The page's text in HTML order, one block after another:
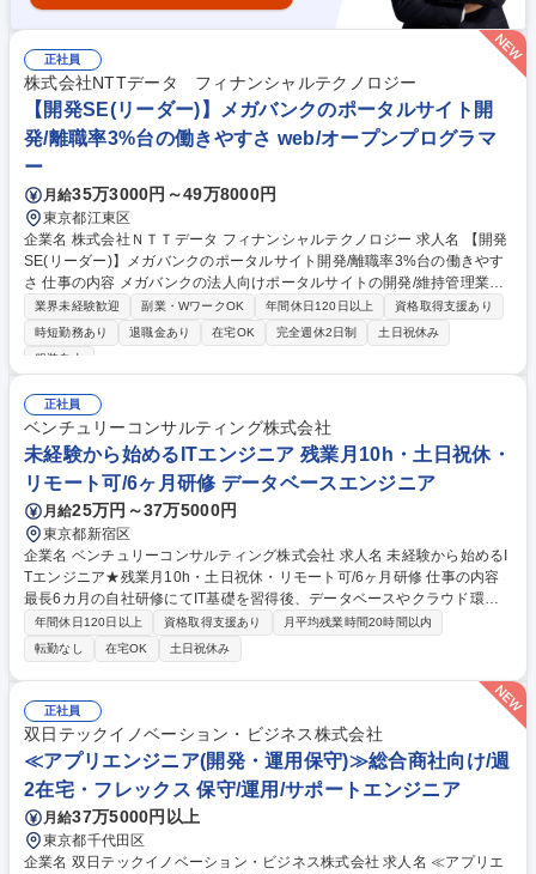
正社員
株式会社NTTデータ フィナンシャルテクノロジー
【開発SE(リーダー)】メガバンクのポータルサイト開
発/離職率3%台の働きやすさ web/オープンプログラマ
ー
月給35万3000円～49万8000円
東京都江東区
企業名 株式会社ＮＴＴデータ フィナンシャルテクノロジー 求人名 【開発
SE(リーダー)】メガバンクのポータルサイト開発/離職率3%台の働きやす
さ 仕事の内容 メガバンクの法人向けポータルサイトの開発/維持管理業務
をお任せ。実装は基本協力会社が担当しますが、上流工程から設計/開発に
従事し、顧客/協力会社と協業しプロジェクト推進いただきます。 現在は
大規模Webシステムの維持保守を担当しています。次フェーズではフロン
おり、要件定義から設計・開発・保守まで一貫して携わることができま
す。 【具体的な業務内容】 ■上流工程から設計・テスト・維持保守まで一
貫して担当 ■プライムベンダーとして顧客調整、プロジェクトマネジメン
トをお任せ ■リーダーとしてメンバー育成も担います 募集職種 【開発SE
(リーダー)】メガバンクのポータルサイト開発/離職率3%台の働きやすさ
業界未経験歓迎 副業・WワークOK 年間休日120日以上
資格取得支援あり
時短勤務あり
退職金あり 在宅OK 完全週休2日制
土日祝休み
服装自由
正社員
ベンチュリーコンサルティング株式会社
未経験から始めるITエンジニア 残業月10h・土日祝休・
リモート可/6ヶ月研修 データベースエンジニア
月給25万円～37万5000円
東京都新宿区
企業名 ベンチュリーコンサルティング株式会社 求人名 未経験から始めるI
Tエンジニア★残業月10h・土日祝休・リモート可/6ヶ月研修 仕事の内容
最長6カ月の自社研修にてIT基礎を習得後、データベースやクラウド環境
の構築・運用・保守など、ITインフラ領域のプロジェクトをお任せしま
す。未経験から市場価値の高いスキルを身につけられる環境です。 【STE
P1】入社後研修（3～6カ月） 本社にて、IT技術研修を受講いただきま
す。当社オリジナルのカリキュラムに沿って学習を進める、満足度98％の
研修です！ 【STEP2】プロジェクト配属 チームで現場に配属され、必ず
先輩が近くにいる環境です。ひとり常駐ではないので、安心して業務を行
うことができます。 募集職種 未経験から始めるITエンジニア★残業月10
h・土日祝休・リモート可/6ヶ月研修
年間休日120日以上 資格取得支援あり
月平均残業時間20時間以内
転勤なし
在宅OK 土日祝休み
正社員
双日テックイノベーション・ビジネス株式会社
≪アプリエンジニア(開発・運用保守)≫総合商社向け/週
2在宅・フレックス 保守/運用/サポートエンジニア
月給37万5000円以上
東京都千代田区
企業名 双日テックイノベーション・ビジネス株式会社 求人名 ≪アプリエ